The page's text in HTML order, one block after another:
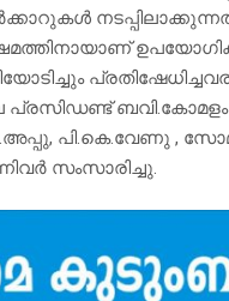
പ്രസിഡണ്ട്
പി.കെ.വേണു ,
സംസാരിച്ചു.